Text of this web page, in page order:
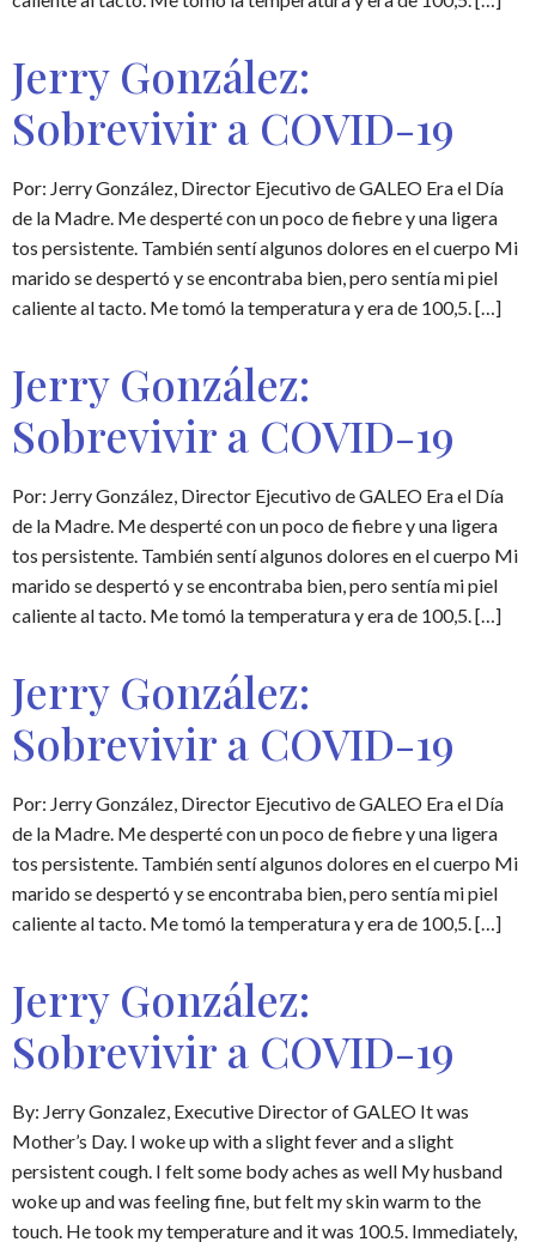
Jerry González:
Sobrevivir a COVID-19
Por: Jerry González, Director Ejecutivo de GALEO Era el Día
de la Madre. Me desperté con un poco de fiebre y una ligera
tos persistente. También sentí algunos dolores en el cuerpo Mi
marido se despertó y se encontraba bien, pero sentía mi piel
caliente al tacto. Me tomó la temperatura y era de 100,5. […]
Jerry González:
Sobrevivir a COVID-19
Por: Jerry González, Director Ejecutivo de GALEO Era el Día
de la Madre. Me desperté con un poco de fiebre y una ligera
tos persistente. También sentí algunos dolores en el cuerpo Mi
marido se despertó y se encontraba bien, pero sentía mi piel
caliente al tacto. Me tomó la temperatura y era de 100,5. […]
Jerry González:
Sobrevivir a COVID-19
Por: Jerry González, Director Ejecutivo de GALEO Era el Día
de la Madre. Me desperté con un poco de fiebre y una ligera
tos persistente. También sentí algunos dolores en el cuerpo Mi
marido se despertó y se encontraba bien, pero sentía mi piel
caliente al tacto. Me tomó la temperatura y era de 100,5. […]
Jerry González:
Sobrevivir a COVID-19
By: Jerry Gonzalez, Executive Director of GALEO It was
Mother’s Day. I woke up with a slight fever and a slight
persistent cough. I felt some body aches as well My husband
woke up and was feeling fine, but felt my skin warm to the
touch. He took my temperature and it was 100.5. Immediately,